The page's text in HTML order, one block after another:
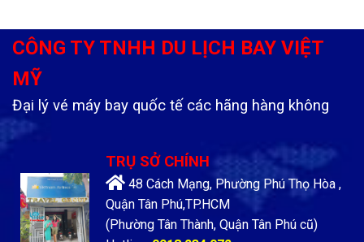
CÔNG TY TNHH DU LỊCH BAY VIỆT
MỸ
Đại lý vé máy bay quốc tế các hãng hàng không
TRỤ SỞ CHÍNH
48 Cách Mạng, Phường Phú Thọ Hòa ,
Quận Tân Phú,TP.HCM
(Phường Tân Thành, Quận Tân Phú cũ)